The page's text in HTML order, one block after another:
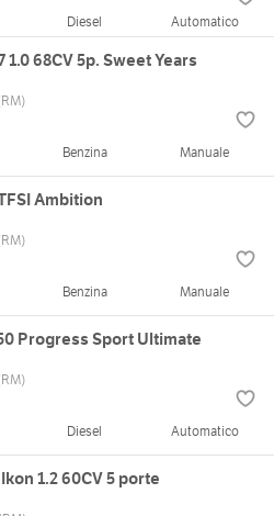
Diesel Automatico
1.0 68CV 5p. Sweet Years
Benzina Manuale
Ambition
Benzina Manuale
Progress Sport Ultimate
Diesel Automatico
1.2 60CV 5 porte